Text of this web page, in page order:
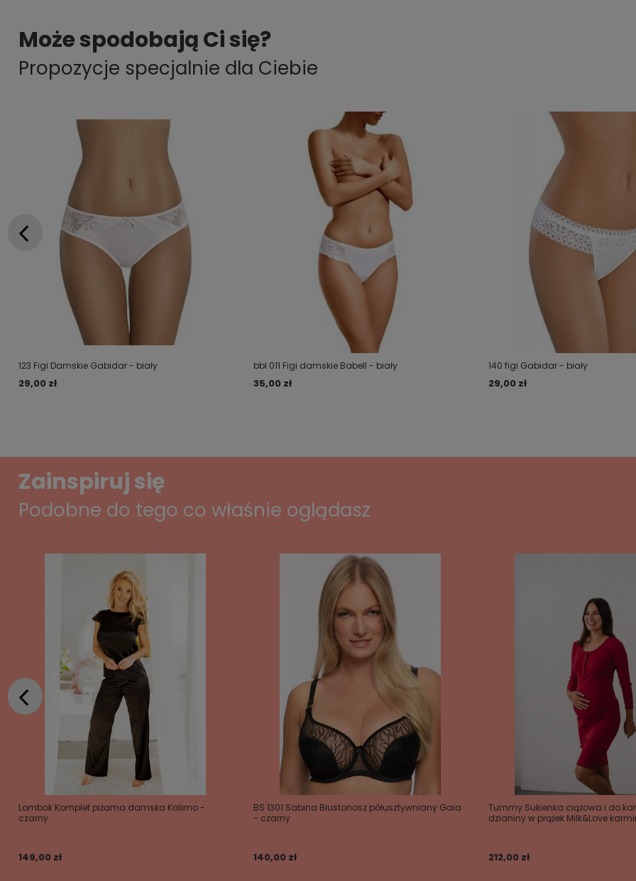
Może spodobają Ci się?
Propozycje specjalnie dla Ciebie
123 Figi Damskie Gabidar - biały
29,00 zł
bbl 011 Figi damskie Babell - biały
35,00 zł
140 figi Gabidar - biały
29,00 zł
Zainspiruj się
Podobne do tego co właśnie oglądasz
Lombok Komplet piżama damska Kalimo -
czarny
149,00 zł
BS 1301 Sabina Biustonosz półusztywniany Gaia
- czarny
140,00 zł
Tummy Sukienka ciążowa i do
dzianiny w prążek Milk&Love
212,00 zł